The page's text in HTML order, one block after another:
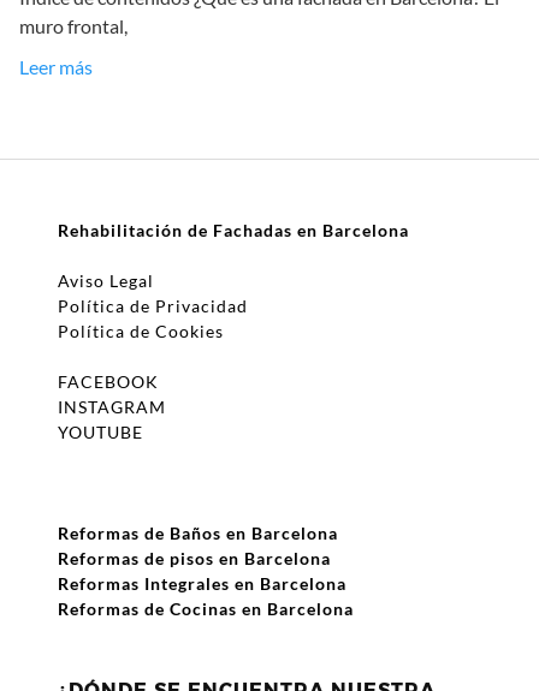
muro frontal,
Leer más
Rehabilitación de Fachadas en Barcelona
Aviso Legal
Política de Privacidad
Política de Cookies
FACEBOOK
INSTAGRAM
YOUTUBE
Reformas de Baños en Barcelona
Reformas de pisos en Barcelona
Reformas Integrales en Barcelona
Reformas de Cocinas en Barcelona